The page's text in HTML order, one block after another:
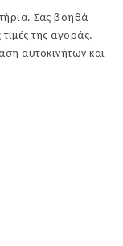
Σας βοηθά
τιμές της αγοράς.
αυτοκινήτων και